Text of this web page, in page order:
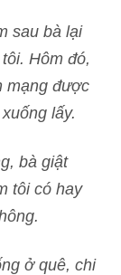
sau bà lại
Hôm đó,
mạng được
lấy.
bà giật
tôi có hay
ở quê, chi